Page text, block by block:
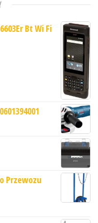
Bt Wi Fi
Przewozu